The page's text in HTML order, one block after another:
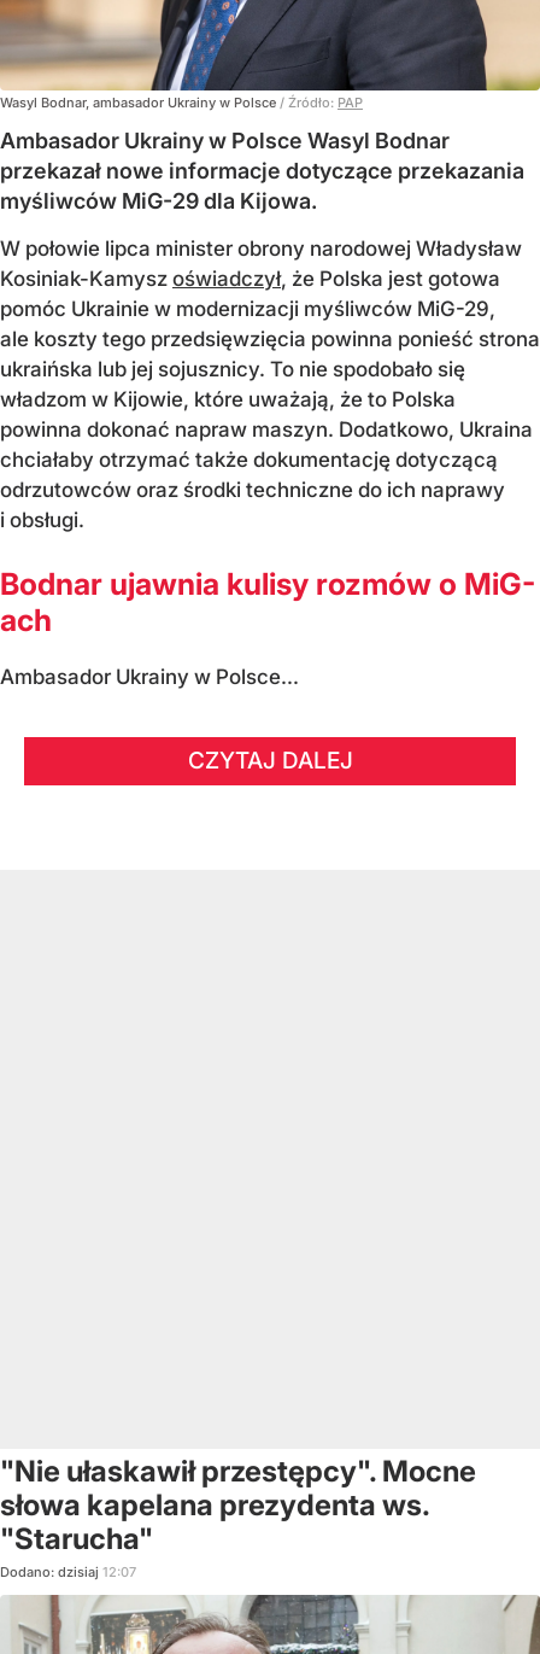
Wasyl Bodnar, ambasador Ukrainy w Polsce / Źródło: PAP
Ambasador Ukrainy w Polsce Wasyl Bodnar
przekazał nowe informacje dotyczące przekazania
myśliwców MiG-29 dla Kijowa.
W połowie lipca minister obrony narodowej Władysław
Kosiniak-Kamysz oświadczył, że Polska jest gotowa
pomóc Ukrainie w modernizacji myśliwców MiG-29,
ale koszty tego przedsięwzięcia powinna ponieść strona
ukraińska lub jej sojusznicy. To nie spodobało się
władzom w Kijowie, które uważają, że to Polska
powinna dokonać napraw maszyn. Dodatkowo, Ukraina
chciałaby otrzymać także dokumentację dotyczącą
odrzutowców oraz środki techniczne do ich naprawy
i obsługi.
Bodnar ujawnia kulisy rozmów o MiG-
ach
Ambasador Ukrainy w Polsce...
CZYTAJ DALEJ
"Nie ułaskawił przestępcy". Mocne
słowa kapelana prezydenta ws.
"Starucha"
Dodano: dzisiaj 12:07